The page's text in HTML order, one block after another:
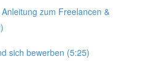
zum Freelancen &
sich bewerben (5:25)